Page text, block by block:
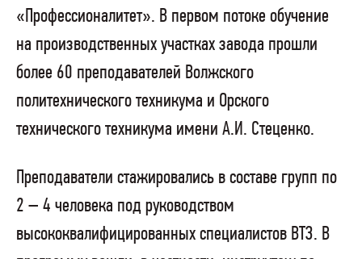
«Профессионалитет». В первом потоке обучение
на производственных участках завода прошли
более 60 преподавателей Волжского
политехнического техникума и Орского
технического техникума имени А.И. Стеценко.
Преподаватели стажировались в составе групп по
2 – 4 человека под руководством
высококвалифицированных специалистов ВТЗ. В